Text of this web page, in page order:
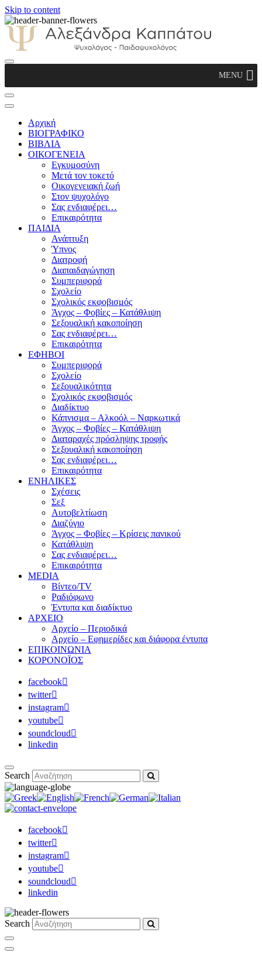
Skip to content
Παιδοψυχολόγος
MENU
Αρχική
ΒΙΟΓΡΑΦΙΚΟ
ΒΙΒΛΙΑ
ΟΙΚΟΓΕΝΕΙΑ
Εγκυμοσύνη
Μετά τον τοκετό
Οικογενειακή ζωή
Στον ψυχολόγο
Σας ενδιαφέρει…
Επικαιρότητα
ΠΑΙΔΙΑ
Ανάπτυξη
Ύπνος
Διατροφή
Διαπαιδαγώγηση
Συμπεριφορά
Σχολείο
Σχολικός εκφοβισμός
Άγχος – Φοβίες – Κατάθλιψη
Σεξουαλική κακοποίηση
Σας ενδιαφέρει…
Επικαιρότητα
ΕΦΗΒΟΙ
Συμπεριφορά
Σχολείο
Σεξουαλικότητα
Σχολικός εκφοβισμός
Διαδίκτυο
Κάπνισμα – Αλκοόλ – Ναρκωτικά
Άγχος – Φοβίες – Κατάθλιψη
Διαταραχές πρόσληψης τροφής
Σεξουαλική κακοποίηση
Σας ενδιαφέρει…
Επικαιρότητα
ΕΝΗΛΙΚΕΣ
Σχέσεις
Σεξ
Αυτοβελτίωση
Διαζύγιο
Άγχος – Φοβίες – Κρίσεις πανικού
Κατάθλιψη
Σας ενδιαφέρει…
Επικαιρότητα
MEDIA
Βίντεο/TV
Ραδιόφωνο
Έντυπα και διαδίκτυο
ΑΡΧΕΙΟ
Αρχείο – Περιοδικά
Αρχείο – Εφημερίδες και διάφορα έντυπα
ΕΠΙΚΟΙΝΩΝΙΑ
ΚΟΡΟΝΟΪΟΣ
facebook
twitter
instagram
youtube
soundcloud
linkedin
Search
facebook
twitter
instagram
youtube
soundcloud
linkedin
Search